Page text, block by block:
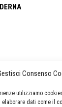
Consenso
utilizziamo
dati come il
+39 338 5714978
09.00/13.00)